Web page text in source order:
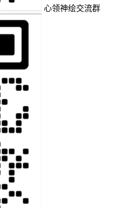
心领神绘交流群